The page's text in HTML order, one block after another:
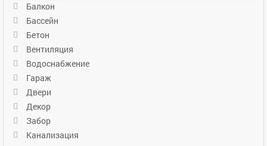
Балкон
Бассейн
Бетон
Вентиляция
Водоснабжение
Гараж
Двери
Декор
Забор
Канализация